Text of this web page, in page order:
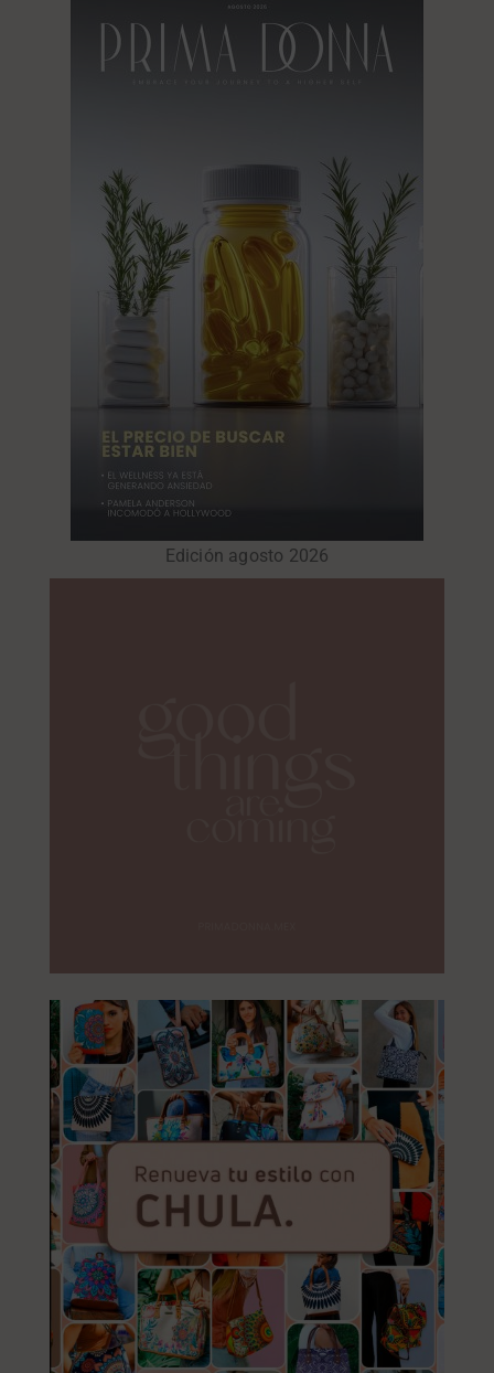
Edición agosto 2026